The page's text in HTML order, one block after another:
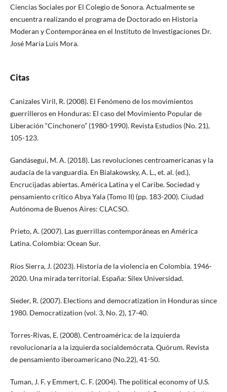
Ciencias Sociales por El Colegio de Sonora. Actualmente se
encuentra realizando el programa de Doctorado en Historia
Moderan y Contemporánea en el Instituto de Investigaciones Dr.
José María Luis Mora.
Citas
Canizales Viril, R. (2008). El Fenómeno de los movimientos
guerrilleros en Honduras: El caso del Movimiento Popular de
Liberación “Cinchonero” (1980-1990). Revista Estudios (No. 21),
105-123.
Gandásegui, M. A. (2018). Las revoluciones centroamericanas y la
audacia de la vanguardia. En Bialakowsky, A. L., et. al. (ed.),
Encrucijadas abiertas. América Latina y el Caribe. Sociedad y
pensamiento crítico Abya Yala (Tomo II) (pp. 183-200). Ciudad
Autónoma de Buenos Aires: CLACSO.
Prieto, A. (2007). Las guerrillas contemporáneas en América
Latina. Colombia: Ocean Sur.
Ríos Sierra, J. (2023). Historia de la violencia en Colombia. 1946-
2020. Una mirada territorial. España: Sílex Universidad.
Sieder, R. (2007). Elections and democratization in Honduras since
1980. Democratization (vol. 3, No. 2), 17-40.
Torres-Rivas, E. (2008). Centroamérica: de la izquierda
revolucionaria a la izquierda socialdemócrata. Quórum. Revista
de pensamiento iberoamericano (No.22), 41-50.
Tuman, J. F. y Emmert, C. F. (2004). The political economy of U.S.